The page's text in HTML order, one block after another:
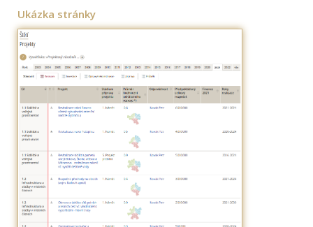
Ukázka stránky